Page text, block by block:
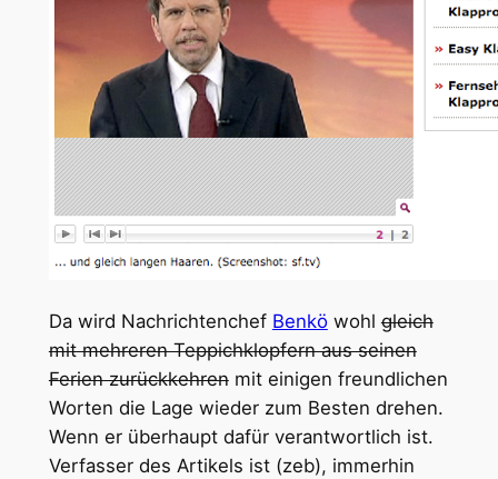
Da wird Nachrichtenchef Benköwohlgleich
mit mehreren Teppichklopfern aus seinen
Ferien zurückkehrenmit einigen freundlichen
Worten die Lage wieder zum Besten drehen.
Wenn er überhaupt dafür verantwortlich ist.
Verfasser des Artikels ist (zeb), immerhin